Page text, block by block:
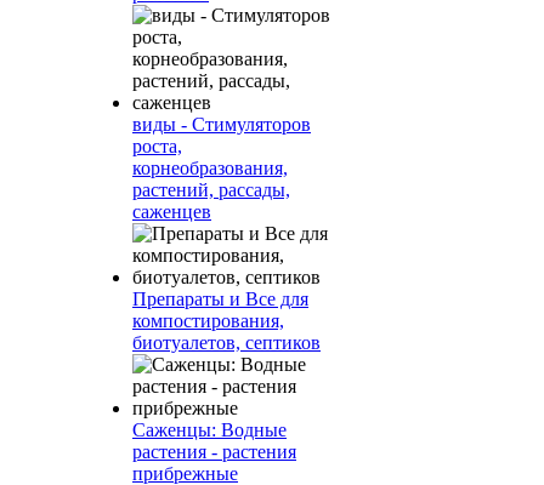
виды - Стимуляторов
роста,
корнеобразования,
растений, рассады,
саженцев
Препараты и Все для
компостирования,
биотуалетов, септиков
Саженцы: Водные
растения - растения
прибрежные